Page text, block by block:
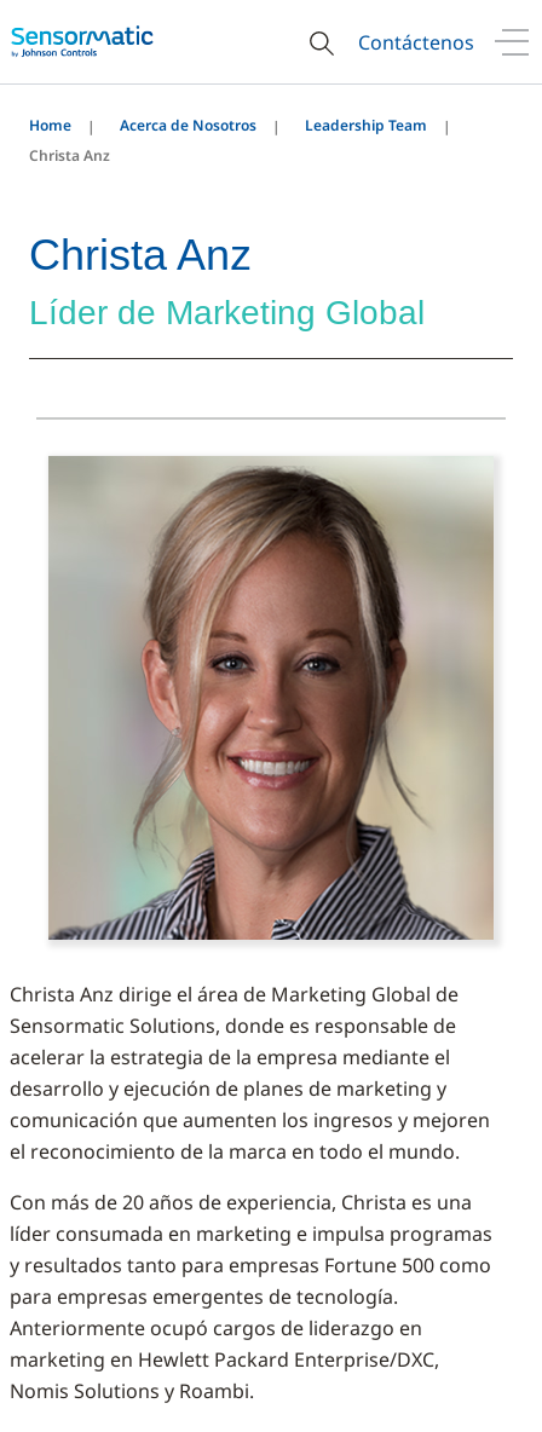
Contáctenos
Home Acerca de Nosotros
Leadership Team
Christa Anz
Christa Anz
Líder de Marketing Global
Christa Anz dirige el área de Marketing Global de
Sensormatic Solutions, donde es responsable de
acelerar la estrategia de la empresa mediante el
desarrollo y ejecución de planes de marketing y
comunicación que aumenten los ingresos y mejoren
el reconocimiento de la marca en todo el mundo.
Con más de 20 años de experiencia, Christa es una
líder consumada en marketing e impulsa programas
y resultados tanto para empresas Fortune 500 como
para empresas emergentes de tecnología.
Anteriormente ocupó cargos de liderazgo en
marketing en Hewlett Packard Enterprise/DXC,
Nomis Solutions y Roambi.